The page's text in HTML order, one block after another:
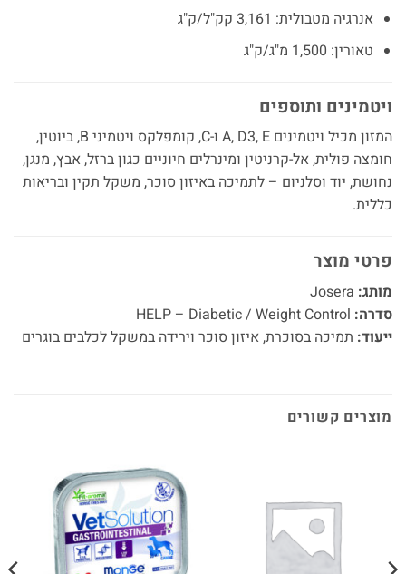
אנרגיה מטבולית: 3,161 קק"ל/ק"ג
טאורין: 1,500 מ"ג/ק"ג
ויטמינים ותוספים
המזון מכיל ויטמינים A, D3, E ו-C, קומפלקס ויטמיני B, ביוטין,
חומצה פולית, אל-קרניטין ומינרלים חיוניים כגון ברזל, אבץ, מנגן,
נחושת, יוד וסלניום – לתמיכה באיזון סוכר, משקל תקין ובריאות
כללית.
פרטי מוצר
מותג:
סדרה:
ייעוד: תמיכה בסוכרת, איזון סוכר וירידה במשקל לכלבים בוגרים
מוצרים קשורים